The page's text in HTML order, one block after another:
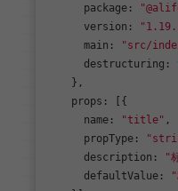
package :
version :
main : "src/
destructuring :
    },
props : [{
name : "title" ,
propType :
description : "
defaultValue :